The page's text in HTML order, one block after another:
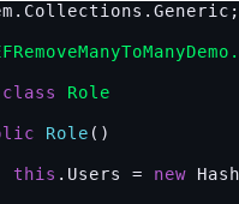
class
Role
Role ( )
this .Users = new